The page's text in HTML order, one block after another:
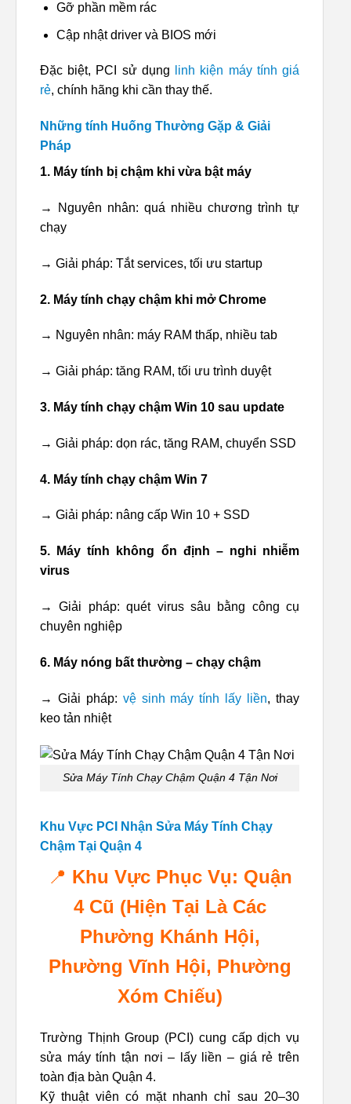
Gỡ phần mềm rác
Cập nhật driver và BIOS mới
Đặc biệt, PCI sử dụng
linh kiện máy tính giá
rẻ, chính hãng khi cần thay thế.
Những tính Huống Thường Gặp & Giải
Pháp
1. Máy tính bị chậm khi vừa bật máy
→ Nguyên nhân: quá nhiều chương trình tự
chạy
→ Giải pháp: Tắt services, tối ưu startup
2. Máy tính chạy chậm khi mở Chrome
→ Nguyên nhân: máy RAM thấp, nhiều tab
→ Giải pháp: tăng RAM, tối ưu trình duyệt
3. Máy tính chạy chậm Win 10 sau update
→ Giải pháp: dọn rác, tăng RAM, chuyển SSD
4. Máy tính chạy chậm Win 7
→ Giải pháp: nâng cấp Win 10 + SSD
5. Máy tính không ổn định – nghi nhiễm
virus
→ Giải pháp: quét virus sâu bằng công cụ
chuyên nghiệp
6. Máy nóng bất thường – chạy chậm
→ Giải pháp: vệ sinh máy tính lấy liền, thay
keo tản nhiệt
Sửa Máy Tính Chạy Chậm Quận 4 Tận Nơi
Khu Vực PCI Nhận Sửa Máy Tính Chạy
Chậm Tại Quận 4
📍 Khu Vực Phục Vụ: Quận
4 Cũ (Hiện Tại Là Các
Phường Khánh Hội,
Phường Vĩnh Hội, Phường
Xóm Chiếu)
Trường Thịnh Group (PCI) cung cấp dịch vụ
sửa máy tính tận nơi – lấy liền – giá rẻ trên
toàn địa bàn Quận 4.
Kỹ thuật viên có mặt nhanh chỉ sau 20–30